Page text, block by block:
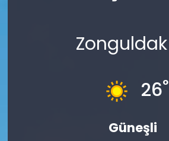
Zonguldak
26°
Güneşli
Teknoloji